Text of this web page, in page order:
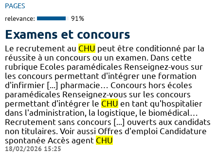
PAGES
relevance: 91%
Examens et concours
Le recrutement au CHU peut être conditionné par la
réussite à un concours ou un examen. Dans cette
rubrique Ecoles paramédicales Renseignez-vous sur
les concours permettant d'intégrer une formation
d'infirmier [...] pharmacie… Concours hors écoles
paramédicales Renseignez-vous sur les concours
permettant d'intégrer le CHU en tant qu'hospitalier
dans l'administration, la logistique, le biomédical…
Recrutement sans concours [...] ouverts aux candidats
non titulaires. Voir aussi Offres d'emploi Candidature
spontanée Accès agent CHU
18/02/2026 15:25